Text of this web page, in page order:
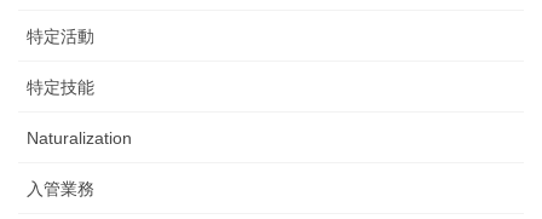
特定活動
特定技能
Naturalization
入管業務